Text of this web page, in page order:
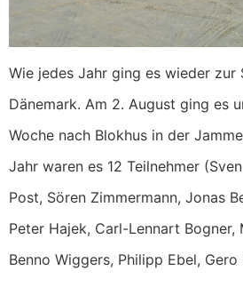
Wie jedes Jahr ging es wieder
Dänemark. Am 2. August ging es
Woche nach Blokhus in der
Jahr waren es 12 Teilnehmer
Post, Sören Zimmermann, Jonas
Peter Hajek, Carl-Lennart Bogner,
Benno Wiggers, Philipp Ebel,